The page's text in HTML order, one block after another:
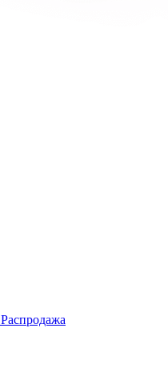
Распродажа